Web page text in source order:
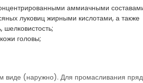
аммиачными
луковиц жирными кислотами, а также
головы;
виде (наружно). Для промасливания